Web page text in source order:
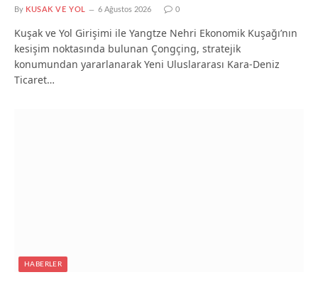
By KUSAK VE YOL 6 Ağustos 2026 0
Kuşak ve Yol Girişimi ile Yangtze Nehri Ekonomik Kuşağı’nın
kesişim noktasında bulunan Çongçing, stratejik
konumundan yararlanarak Yeni Uluslararası Kara-Deniz
Ticaret…
HABERLER